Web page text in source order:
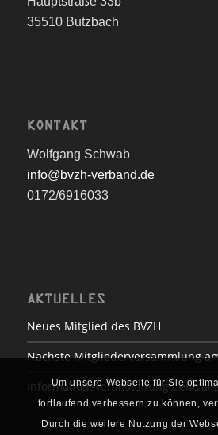
35510 Butzbach
KONTAKT
Wolfgang Schwab
info@bvzh-verband.de
0172/6916033
AKTUELLES
Neues Mitglied des BVZH
Nächste Mitgliederversammlung
Informationsveranstaltung
Um unsere Webseite für Sie
fortlaufend verbessern zu können,
Durch die weitere Nutzung der